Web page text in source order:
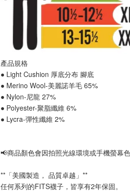
產品規格
● Light Cushion 厚底分布 腳底
● Merino Wool-美麗諾羊毛 65%
● Nylon-尼龍 27%
● Polyester-聚脂纖維 6%
● Lycra-彈性纖維 2%
📢商品顏色會因拍照光線環境或手機螢幕
**「美國製造， 品質卓越」**
任何系列的FITS襪子，皆享有2年保固。